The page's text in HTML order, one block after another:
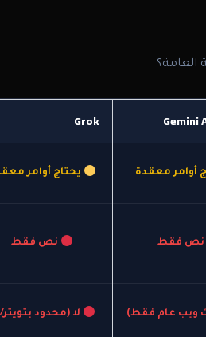
العامة؟
Gemini
Grok
أوامر معقدة يحتاج أوامر
فقط نص فقط
ويب عام فقط) لا (محدود بتويتر/X)